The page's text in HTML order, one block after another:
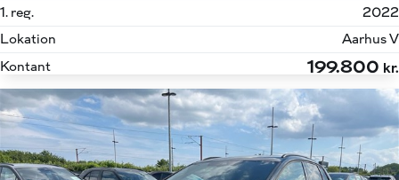
1. reg.
2022
Lokation
Aarhus V
Kontant
199.800 kr.